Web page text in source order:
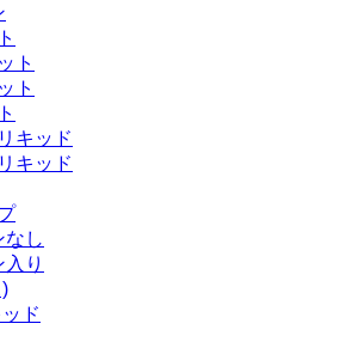
ト
ト
キッド
キッド
なし
り
ド